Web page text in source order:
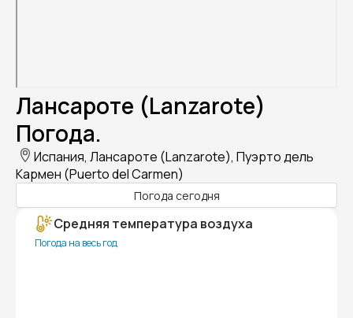
Лансароте (Lanzarote)
Погода.
Испания, Лансароте (Lanzarote), Пуэрто дель
Кармен (Puerto del Carmen)
Погода сегодня
Средняя температура воздуха
Погода на весь год